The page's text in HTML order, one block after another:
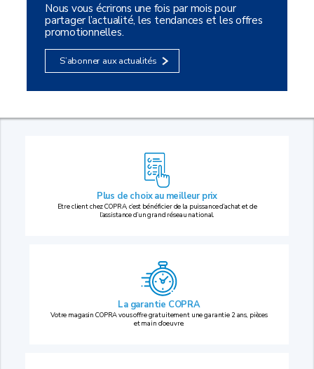
Nous vous écrirons une fois par mois pour
partager l’actualité, les tendances et les offres
promotionnelles.
S’abonner aux actualités
Plus de choix au meilleur prix
Etre client chez COPRA, c’est bénéficier de la puissance d’achat et de
l’assistance d’un grand réseau national.
La garantie COPRA
Votre magasin COPRA vous offre gratuitement une garantie 2 ans, pièces
et main d’oeuvre.